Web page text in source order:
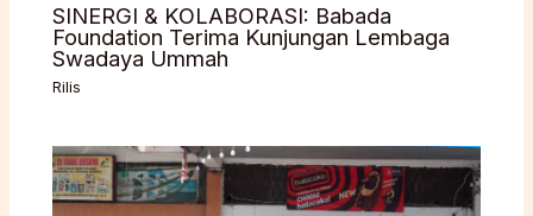
SINERGI & KOLABORASI: Babada
Foundation Terima Kunjungan Lembaga
Swadaya Ummah
Rilis